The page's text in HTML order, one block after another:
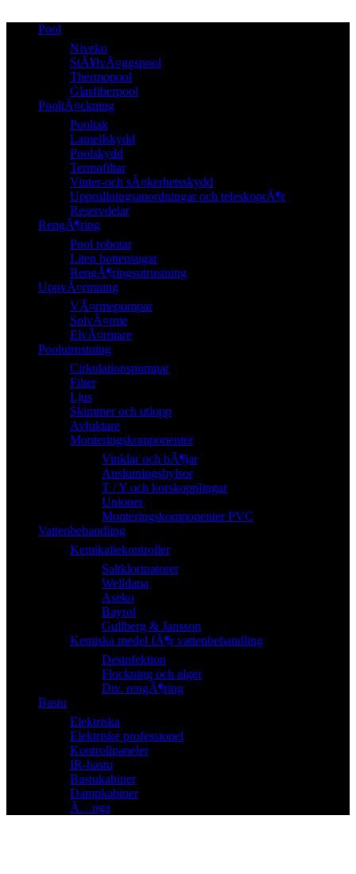
Pool
Niveko
StÃ¥lvÃ¤ggspool
Thermopool
Glasfiberpool
PooltÃ¤ckning
Pooltak
Lamellskydd
Poolskydd
Termofiltar
Vinter-och sÃ¤kerhetsskydd
Upprullningsanordningar och teleskoprÃ¶r
Reservdelar
RengÃ¶ring
Pool robotar
Liten bottensugar
RengÃ¶ringsutrustning
UppvÃ¤rmning
VÃ¤rmepumpar
SolvÃ¤rme
ElvÃ¤rmare
Poolutrustning
Cirkulationspumpar
Filter
Ljus
Skimmer och utlopp
Avfuktare
Monteringskomponenter
Vinklar och bÃ¶jar
Anslutningshylsor
T / Y och korskopplingar
Unioner
Monteringskomponenter PVC
Vattenbehandling
Kemikaliekontroller
Saltklorinatorer
Welldana
Aseko
Bayrol
Gullberg & Jansson
Kemiska medel fÃ¶r vattenbehandling
Desinfektion
Flockning och alger
Div. rengÃ¶ring
Bastu
Elektriska
Elektriske professionel
Kontrollpaneler
IR-bastu
Bastukabiner
Dampkabiner
Ã…nga